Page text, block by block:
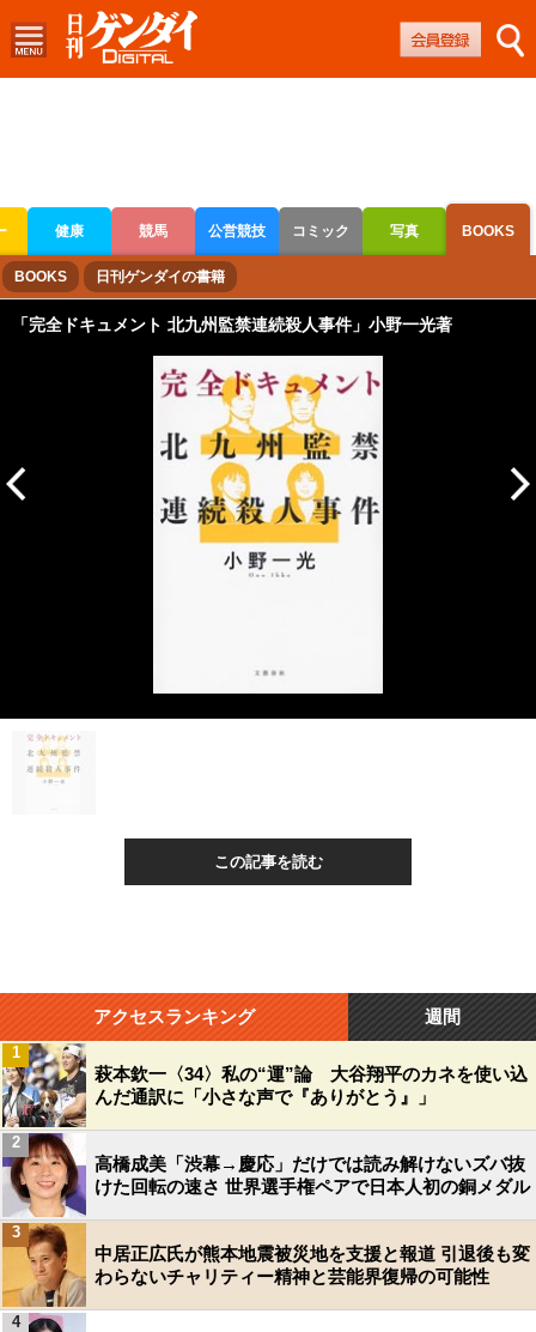
健康 競馬 公営競技 コミック 写真 BOOKS
ボートレース 競輪 オートレース
BOOKS 日刊ゲンダイの書籍
「完全ドキュメント 北九州監禁連続殺人事件」小野一光著
この記事を読む
アクセスランキング 週間
萩本欽一〈34〉私の“運”論 大谷翔平のカネを使い込
んだ通訳に「小さな声で『ありがとう』」
1
高橋成美「渋幕→慶応」だけでは読み解けないズバ抜
けた回転の速さ 世界選手権ペアで日本人初の銅メダル
2
中居正広氏が熊本地震被災地を支援と報道 引退後も変
わらないチャリティー精神と芸能界復帰の可能性
3
4